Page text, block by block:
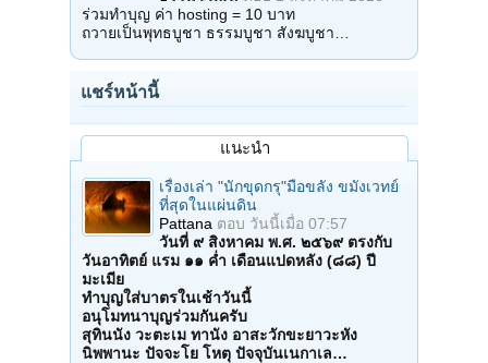
ร่วมทำบุญ ค่า hosting = 10 บาท
ถวายเป็นพุทธบูชา ธรรมบูชา สังฆบูชา…
แชร์หน้านี้
แนะนำ
เรื่องเล่า "นักขุดกรุ"มือขลัง ขมังเวทย์
ที่สุดในแผ่นดิน
Pattana ตอบ วันนี้เมื่อ 07:57
วันที่ ๙ สิงหาคม พ.ศ. ๒๕๖๙ ตรงกับ
วันอาทิตย์ แรม ๑๑ ค่ำ เดือนแปดหลัง (๘๘) ปี
มะเมีย
ทำบุญใส่บาตรในเช้าวันนี้
อนุโมทนาบุญร่วมกันครับ
สุทินนัง วะตะเม ทานัง อาสะวักขะยาวะหัง
นิพพานะ ปัจจะโย โหตุ ปัจจุบันเนกาเล…